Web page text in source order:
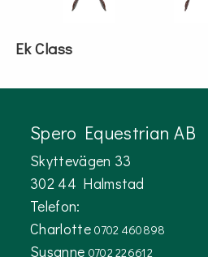
Ek Class
Spero Equestrian AB
Skyttevägen 33
302 44 Halmstad
Telefon:
Charlotte0702 460898
Susanne 0702 226612